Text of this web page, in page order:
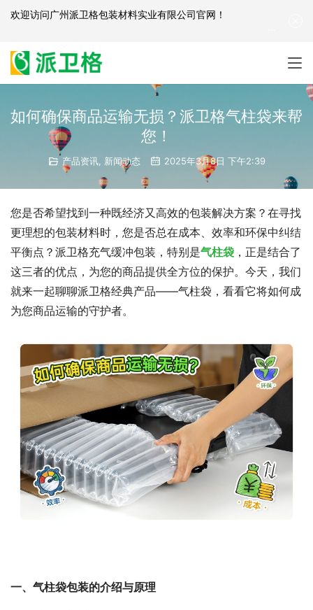
如何确保商品运输无损？派卫格气柱袋来帮
您！
产品资讯, 新闻动态 2025年3月8日 下午2:39
您是否希望找到一种既经济又高效的包装解决方案？在寻找
更理想的包装材料时，您是否总在成本、效率和环保中纠结
平衡点？派卫格充气缓冲包装，特别是气柱袋 ，正是结合了
这三者的优点，为您的商品提供全方位的保护。今天，我们
就来一起聊聊派卫格经典产品——气柱袋，看看它将如何成
为您商品运输的守护者。
一、气柱袋包装的介绍与原理
欢迎访问广州派卫格包装材料实业有限公司官网 ！